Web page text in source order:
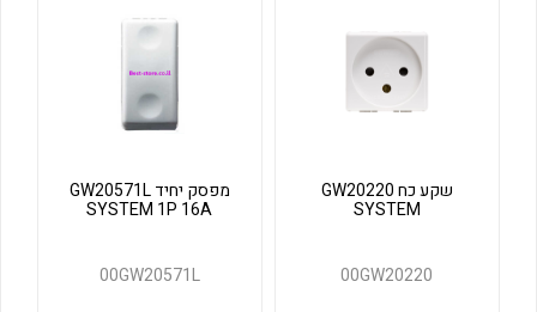
לכל מוצרי היצרן לכל מוצרי היצרן
שקע כח GW20220
SYSTEM
00GW20220
מפסק יחיד GW20571L
SYSTEM 1P 16A
00GW20571L